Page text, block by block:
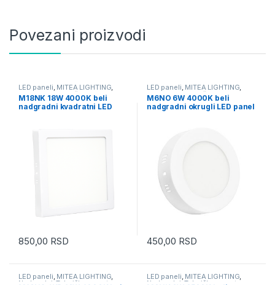
Povezani proizvodi
LED paneli MITEA LIGHTING
Nadgradni,Tehnička rasveta
M18NK 18W 4000K beli
nadgradni kvadratni LED
850,00 RSD
LED paneli MITEA LIGHTING
Nadgradni,Tehnička rasveta
M6NO 6W 4000K beli
nadgradni okrugli LED panel
450,00 RSD
LED paneli, MITEA LIGHTING, LED paneli, MITEA LIGHTING,